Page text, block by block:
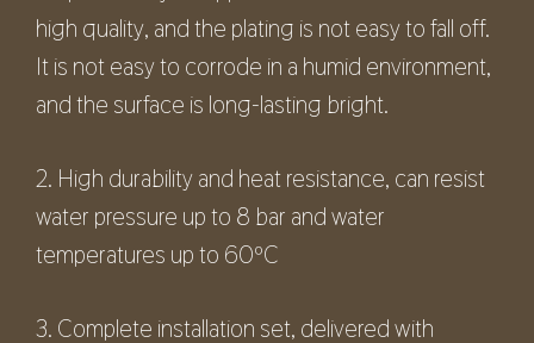
high quality, and the plating is not easy to fall off.
It is not easy to corrode in a humid environment,
and the surface is long-lasting bright.
2. High durability and heat resistance, can resist
water pressure up to 8 bar and water
temperatures up to 60ºC
3. Complete installation set, delivered with